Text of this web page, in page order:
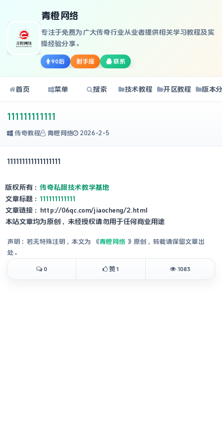
青橙网络
专注于免费为广大传奇行业从业者提供相关学习教程及实
操经验分享。
90后 射手座 联系
首页 菜单 搜索 技术教程 开区教程 版本
111111111111
传奇教程 青橙网络 2026-2-5
111111111111111111
版权所有： 传奇私服技术教学基地
文章标题： 111111111111
文章链接：http://06qc.com/jiaocheng/2.html
本站文章均为原创，未经授权请勿用于任何商业用途
声明：若无特殊注明，本文为《 青橙网络 》原创，转载请保留文章出
处。
0 赞 1 1083